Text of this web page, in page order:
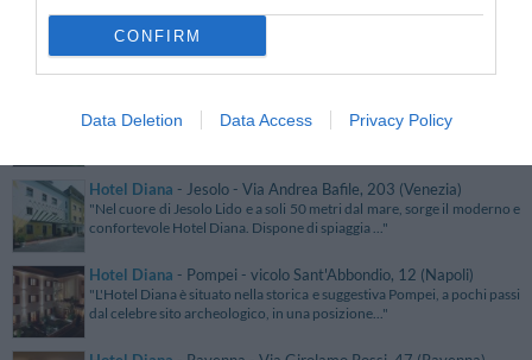
CONFIRM
Data Deletion Data Access Privacy Policy
Hotel Diamond- Napoli - Piazza Pepe, 11 (Napoli)
"L'Hotel Diamond si trova a Napoli, in Piazza Guglielmo Pepe ed è di
recente realizzazione. Ubicato in posizione strateg..."
"L'Hotel Diana si trova nel territorio di Pollein, in una posizione
Hotel Diana - Jesolo - Via Andrea Bafile, 203 (Venezia)
"Nel cuore di Jesolo Lido e a soli 50 metri dal mare, sorge il moderno e
confortevole Hotel Diana. Dispone di spiaggia ..."
Hotel Diana - Pompei - vicolo Sant'Abbondio, 12 (Napoli)
"L'Hotel Diana è situato nella storica e suggestiva Pompei, a pochi passi
dal celebre sito archeologico, in una posizione..."